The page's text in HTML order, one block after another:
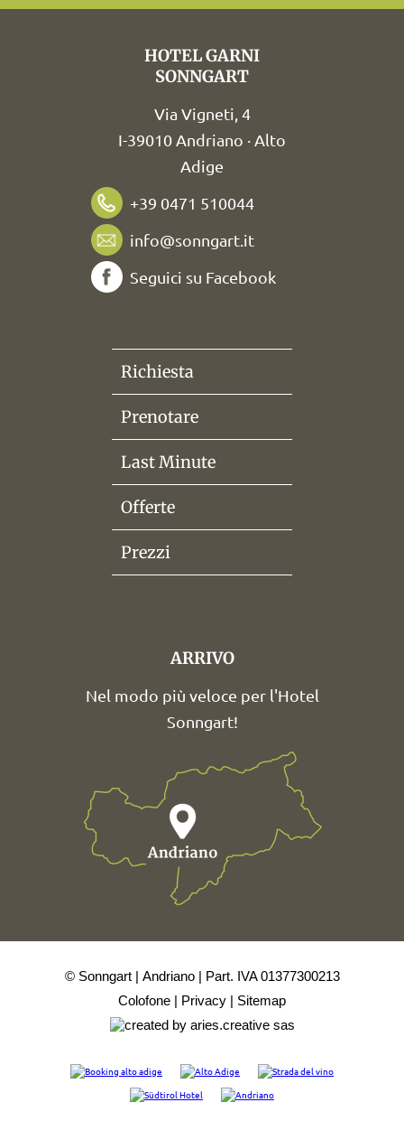
HOTEL GARNI
SONNGART
Via Vigneti, 4
I-39010 Andriano · Alto
Adige
+39 0471 510044
info@sonngart.it
Seguici su Facebook
Richiesta
Prenotare
Last Minute
Offerte
Prezzi
ARRIVO
Nel modo più veloce per l'Hotel
Sonngart!
© Sonngart Andriano
Part. IVA 01377300213
Colofone
Privacy Sitemap